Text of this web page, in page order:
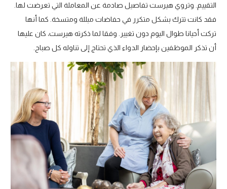
التقييم. وتروي هيرست تفاصيل صادمة عن المعاملة التي تعرضت لها.
فقد كانت تترك بشكل متكرر في حفاضات مبللة ومتسخة. كما أنها
تركت أحيانا طوال اليوم دون تغيير. وفقا لما ذكرته هيرست، كان عليها
أن تذكر الموظفين بإحضار الدواء الذي تحتاج إلى تناوله كل صباح.